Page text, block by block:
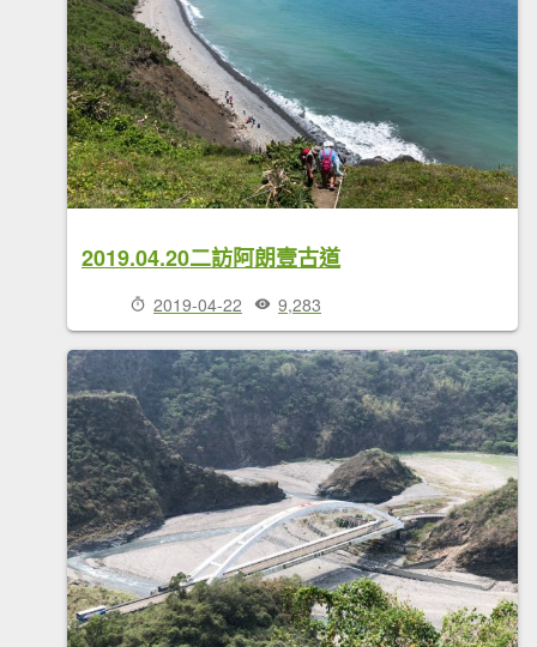
2019.04.20二訪阿朗壹古道
2019-04-22 9,283